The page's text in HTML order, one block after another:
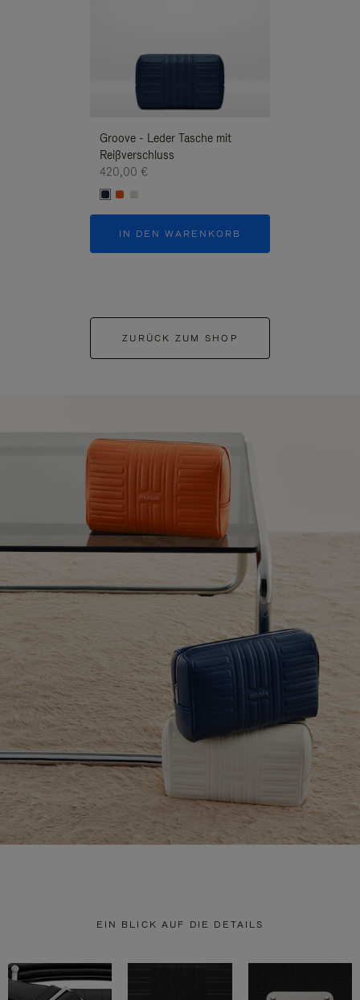
Groove - Leder Tasche mit
Reißverschluss
420,00 €
IN DEN WARENKORB
ZURÜCK ZUM SHOP
EIN BLICK AUF DIE DETAILS